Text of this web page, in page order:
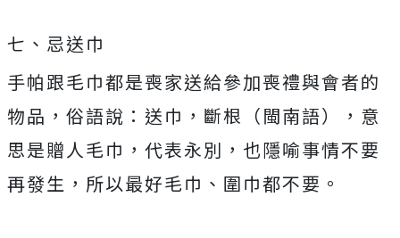
七、忌送巾
手帕跟毛巾都是喪家送給參加喪禮與會者的
物品，俗語說：送巾，斷根（閩南語），意
思是贈人毛巾，代表永別，也隱喻事情不要
再發生，所以最好毛巾、圍巾都不要。